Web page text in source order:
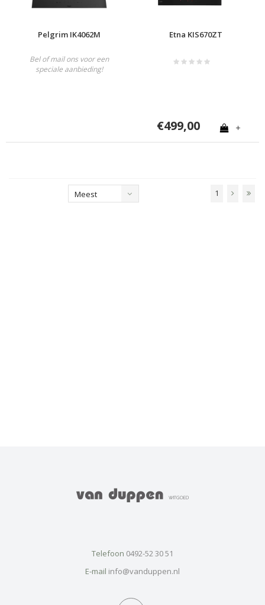
Pelgrim IK4062M
Bel of mail ons voor een
speciale aanbieding!
Etna KIS670ZT
€499,00 +
Meest
1
Telefoon 0492-52 30 51
E-mail info@vanduppen.nl